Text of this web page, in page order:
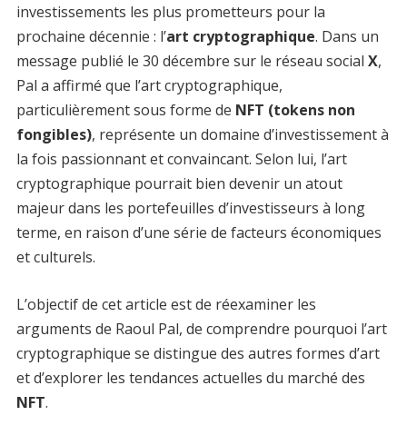
investissements les plus prometteurs pour la
prochaine décennie : l’art cryptographique. Dans un
message publié le 30 décembre sur le réseau social X,
Pal a affirmé que l’art cryptographique,
particulièrement sous forme de NFT (tokens non
fongibles), représente un domaine d’investissement à
la fois passionnant et convaincant. Selon lui, l’art
cryptographique pourrait bien devenir un atout
majeur dans les portefeuilles d’investisseurs à long
terme, en raison d’une série de facteurs économiques
et culturels.
L’objectif de cet article est de réexaminer les
arguments de Raoul Pal, de comprendre pourquoi l’art
cryptographique se distingue des autres formes d’art
et d’explorer les tendances actuelles du marché des
NFT.